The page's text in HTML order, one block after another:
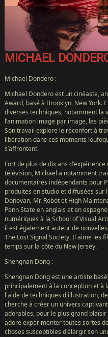
MICHAEL
Michael Dondero :
Michael Dondero est un cinéaste,
Award, basé à Brooklyn, New York.
diverses techniques, notamment la
l’animation image par image, les
Son travail explore le réconfort à
libération dans ces moments
s’affrontent.
Fort de plus de dix ans
télévision, Michael a notamment
documentaires indépendants pour
produites en studio et diffusées sur
Donovan, Mr. Robot et High
Penn State en anglais et en
numériques à la School of Visual
il est également auteur de
The Lost Signal Society. Il aime les
temps sur la côte du New Jersey.
Shengnan Dong :
Shengnan Dong est une artiste
principalement à la conception et à
l'aide de techniques d'illustration,
cherche à créer un univers
adorables, pour le plus grand
adore expérimenter toutes sortes
choses susceptibles d'élargir son